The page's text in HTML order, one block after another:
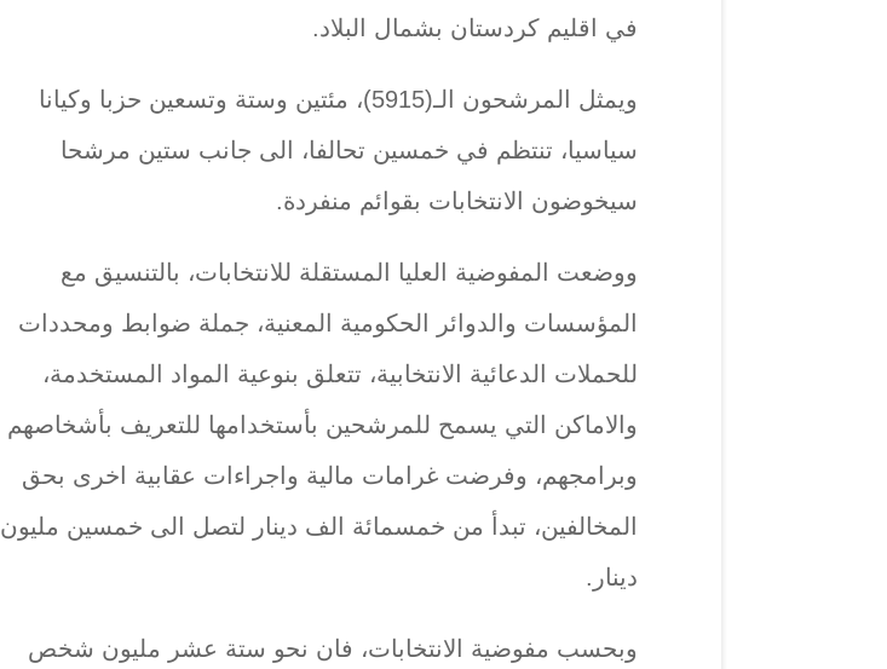
في اقليم كردستان بشمال البلاد.
ويمثل المرشحون الـ(5915)، مئتين وستة وتسعين حزبا وكيانا
سياسيا، تنتظم في خمسين تحالفا، الى جانب ستين مرشحا
سيخوضون الانتخابات بقوائم منفردة.
ووضعت المفوضية العليا المستقلة للانتخابات، بالتنسيق مع
المؤسسات والدوائر الحكومية المعنية، جملة ضوابط ومحددات
للحملات الدعائية الانتخابية، تتعلق بنوعية المواد المستخدمة،
والاماكن التي يسمح للمرشحين بأستخدامها للتعريف بأشخاصهم
وبرامجهم، وفرضت غرامات مالية واجراءات عقابية اخرى بحق
المخالفين، تبدأ من خمسمائة الف دينار لتصل الى خمسين مليون
دينار.
وبحسب مفوضية الانتخابات، فان نحو ستة عشر مليون شخص